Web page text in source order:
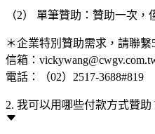
（2） 單筆贊助：贊助一次，
＊企業特別贊助需求，請聯繫
信箱：
電話：（02）2517-3688#819
2. 我可以用哪些付款方式贊助